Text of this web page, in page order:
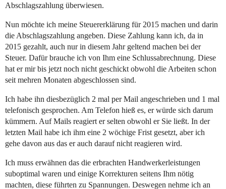
Abschlagszahlung überwiesen.
Nun möchte ich meine Steuererklärung für 2015 machen und darin
die Abschlagszahlung angeben. Diese Zahlung kann ich, da in
2015 gezahlt, auch nur in diesem Jahr geltend machen bei der
Steuer. Dafür brauche ich von Ihm eine Schlussabrechnung. Diese
hat er mir bis jetzt noch nicht geschickt obwohl die Arbeiten schon
seit mehren Monaten abgeschlossen sind.
Ich habe ihn diesbezüglich 2 mal per Mail angeschrieben und 1 mal
telefonisch gesprochen. Am Telefon hieß es, er würde sich darum
kümmern. Auf Mails reagiert er selten obwohl er Sie ließt. In der
letzten Mail habe ich ihm eine 2 wöchige Frist gesetzt, aber ich
gehe davon aus das er auch darauf nicht reagieren wird.
Ich muss erwähnen das die erbrachten Handwerkerleistungen
suboptimal waren und einige Korrekturen seitens Ihm nötig
machten, diese führten zu Spannungen. Deswegen nehme ich an